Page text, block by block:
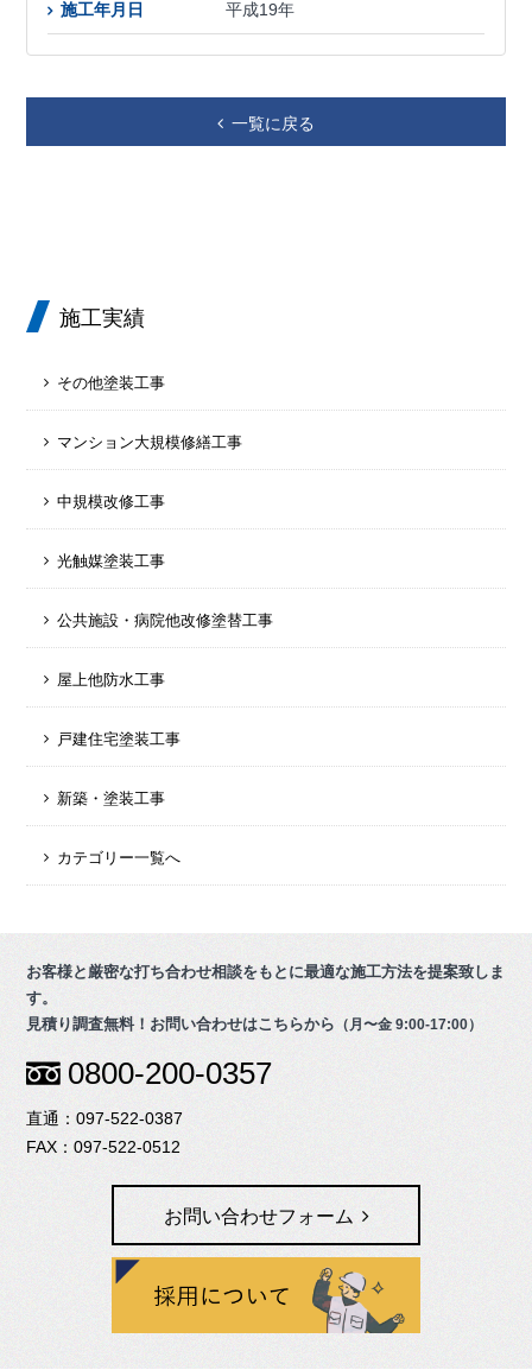
施工年月日 平成19年
一覧に戻る
施工実績
その他塗装工事
マンション大規模修繕工事
中規模改修工事
光触媒塗装工事
公共施設・病院他改修塗替工事
屋上他防水工事
戸建住宅塗装工事
新築・塗装工事
カテゴリー一覧へ
お客様と厳密な打ち合わせ相談をもとに最適な施工方法を提案致しま
す。
見積り調査無料！お問い合わせはこちらから （月〜金 9:00-17:00）
0800-200-0357
097-522-0387
097-522-0512
お問い合わせフォーム